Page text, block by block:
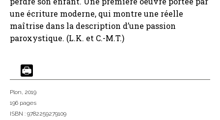
une écriture moderne, qui montre une réelle
maîtrise dans la description d’une passion
paroxystique. (L.K. et C.-M.T.)
Plon, 2019
196 pages
ISBN : 9782259279109